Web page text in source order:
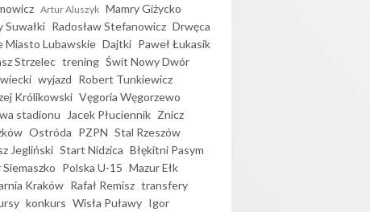
Artur Aluszyk Mamry Giżycko
Suwałki Radosław Stefanowicz Drwęca
Miasto Lubawskie Dajtki Paweł Łukasik
Strzelec trening Świt Nowy Dwór
wyjazd Robert Tunkiewicz
Królikowski Vęgoria Węgorzewo
stadionu
Jacek Płuciennik Znicz
Ostróda PZPN Stal Rzeszów
Jegliński Start Nidzica Błękitni Pasym
Polska U-15 Mazur Ełk
Kraków Rafał Remisz transfery
konkurs Wisła Puławy Igor